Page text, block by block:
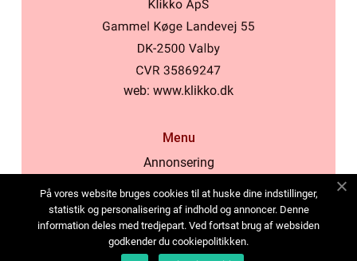
web: www.klikko.dk
Menu
Annonsering
Cookies
Kontakta oss
Sitemap
På vores website bruges cookies til at huske dine indstillinger,
statistik og personalisering af indhold og annoncer. Denne
information deles med tredjepart. Ved fortsat brug af websiden
godkender du cookiepolitikken.